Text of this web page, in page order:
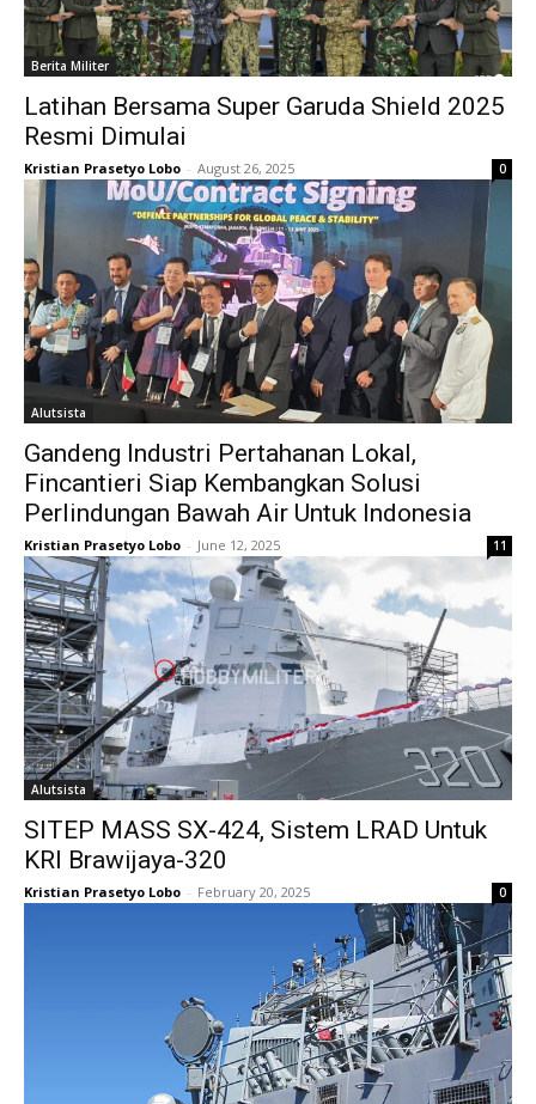
Berita Militer
Latihan Bersama Super Garuda Shield 2025
Resmi Dimulai
Kristian Prasetyo Lobo - August 26, 2025 0
Alutsista
Gandeng Industri Pertahanan Lokal,
Fincantieri Siap Kembangkan Solusi
Perlindungan Bawah Air Untuk Indonesia
Kristian Prasetyo Lobo - June 12, 2025 11
Alutsista
SITEP MASS SX-424, Sistem LRAD Untuk
KRI Brawijaya-320
Kristian Prasetyo Lobo - February 20, 2025 0